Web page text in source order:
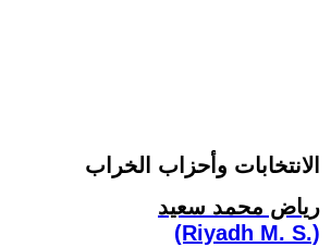
الانتخابات وأحزاب الخراب
رياض محمد سعيد
(Riyadh M. S.)